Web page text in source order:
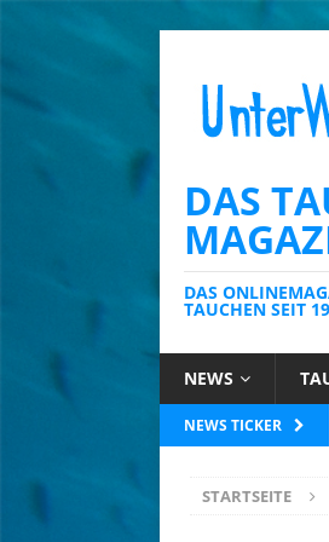
DAS
DAS
TAUCHEN SEIT
NEWS
NEWS TICKER
STARTSEITE